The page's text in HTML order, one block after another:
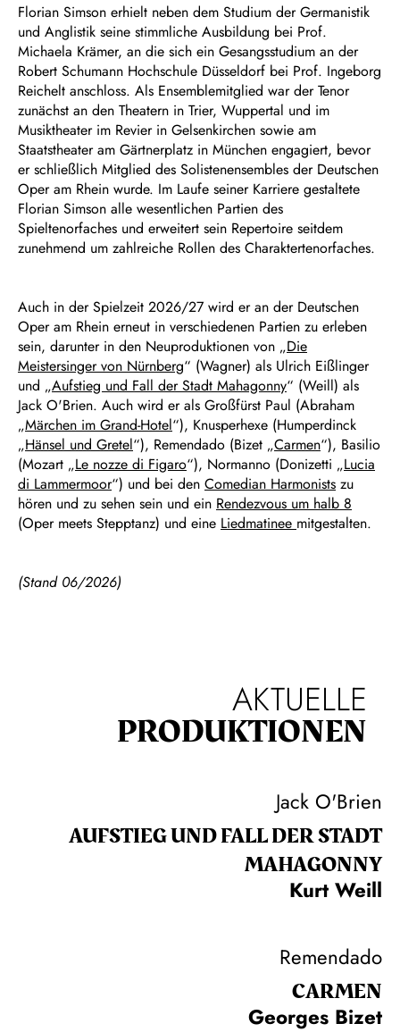
Florian Simson erhielt neben dem Studium der Germanistik
und Anglistik seine stimmliche Ausbildung bei Prof.
Michaela Krämer, an die sich ein Gesangsstudium an der
Robert Schumann Hochschule Düsseldorf bei Prof. Ingeborg
Reichelt anschloss. Als Ensemblemitglied war der Tenor
zunächst an den Theatern in Trier, Wuppertal und im
Musiktheater im Revier in Gelsenkirchen sowie am
Staatstheater am Gärtnerplatz in München engagiert, bevor
er schließlich Mitglied des Solistenensembles der Deutschen
Oper am Rhein wurde. Im Laufe seiner Karriere gestaltete
Florian Simson alle wesentlichen Partien des
Spieltenorfaches und erweitert sein Repertoire seitdem
zunehmend um zahlreiche Rollen des Charaktertenorfaches.
Auch in der Spielzeit 2026/27 wird er an der Deutschen
Oper am Rhein erneut in verschiedenen Partien zu erleben
sein, darunter in den Neuproduktionen von „Die
Meistersinger von Nürnberg“ (Wagner) als Ulrich Eißlinger
und „Aufstieg und Fall der Stadt Mahagonny“ (Weill) als
Jack O'Brien. Auch wird er als Großfürst Paul (Abraham
„Märchen im Grand-Hotel“), Knusperhexe (Humperdinck
„Hänsel und Gretel“), Remendado (Bizet „Carmen“), Basilio
(Mozart „Le nozze di Figaro“), Normanno (Donizetti „Lucia
di Lammermoor“) und bei den Comedian Harmonists zu
hören und zu sehen sein und ein Rendezvous um halb 8
(Oper meets Stepptanz) und eine Liedmatinee mitgestalten.
(Stand 06/2026)
AKTUELLE
PRODUKTIONEN
Jack O'Brien
AUFSTIEG UND FALL DER STADT
MAHAGONNY
Kurt Weill
Remendado
CARMEN
Georges Bizet